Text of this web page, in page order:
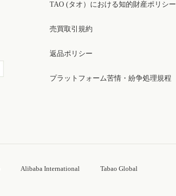
TAO (タオ）における知的財産ポリシー
売買取引規約
返品ポリシー
プラットフォーム苦情・紛争処理規程
Alibaba International Tabao Global